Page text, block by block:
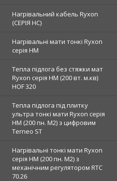
Нагрівальний кабель Ryxon
(СЕРІЯ НС)
Нагрівальні мати тонкі Ryxon
серія НМ
Тепла підлога без стяжки мат
Ryxon серія НМ (200 вт. м.кв)
HOF 320
Тепла підлога під плитку
ультра тонкі мати Ryxon серія
НМ (200 пн. М2) з цифровим
Terneo ST
Нагрівальні тонкі мати Ryxon
серія НМ (200 пн. М2) з
механічним регулятором RTC
70.26